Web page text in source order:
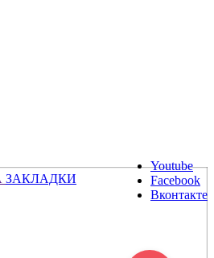
Youtube
Facebook
Вконтакте
ЗАКЛАДКИ